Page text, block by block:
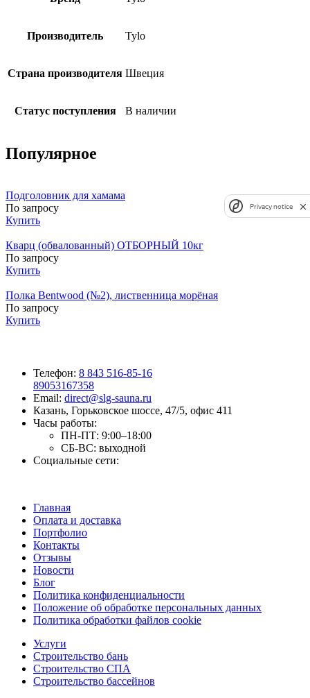
Производитель Tylo
Страна производителя Швеция
Статус поступления В наличии
Популярное
Подголовник для хамама
По запросу
Купить
Кварц (обвалованный) ОТБОРНЫЙ 10кг
По запросу
Купить
Полка Bentwood (№2), лиственница морёная
По запросу
Купить
Телефон: 8 843 516-85-16
89053167358
Email: direct@slg-sauna.ru
Казань, Горьковское шоссе, 47/5, офис 411
Часы работы:
ПН-ПТ: 9:00–18:00
СБ-ВС: выходной
Социальные сети:
Главная
Оплата и доставка
Портфолио
Контакты
Отзывы
Новости
Блог
Политика конфиденциальности
Положение об обработке персональных данных
Политика обработки файлов cookie
Услуги
Строительство бань
Строительство СПА
Строительство бассейнов
Privacy notice